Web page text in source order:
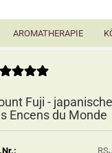
AROMATHERAPIE
Fuji -
Encens du Monde